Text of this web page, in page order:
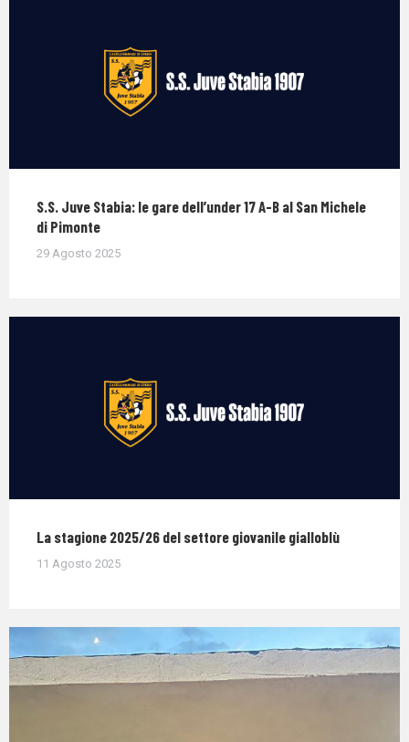
S.S. Juve Stabia: le gare dell’under 17 A-B al San Michele
di Pimonte
29 Agosto 2025
La stagione 2025/26 del settore giovanile gialloblù
11 Agosto 2025